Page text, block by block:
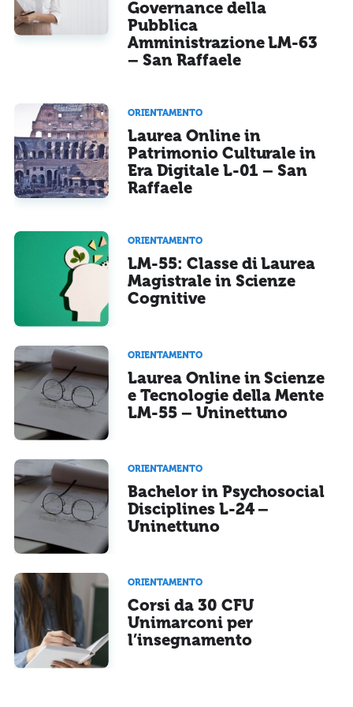
Governance della
Pubblica
Amministrazione LM-63
– San Raffaele
ORIENTAMENTO
Laurea Online in
Patrimonio Culturale in
Era Digitale L-01 – San
Raffaele
ORIENTAMENTO
LM-55: Classe di Laurea
Magistrale in Scienze
Cognitive
ORIENTAMENTO
Laurea Online in Scienze
e Tecnologie della Mente
LM-55 – Uninettuno
ORIENTAMENTO
Bachelor in Psychosocial
Disciplines L-24 –
Uninettuno
ORIENTAMENTO
Corsi da 30 CFU
Unimarconi per
l’insegnamento